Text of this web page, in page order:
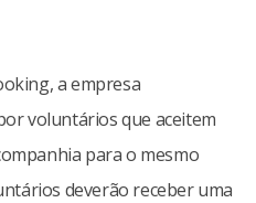
a empresa
voluntários que aceitem
para o mesmo
deverão receber uma